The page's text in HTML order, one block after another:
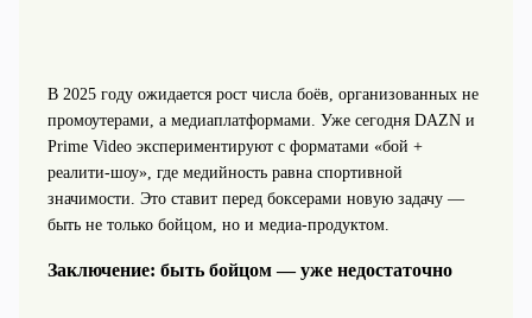
В 2025 году ожидается рост числа боёв, организованных не
промоутерами, а медиаплатформами. Уже сегодня DAZN и
Prime Video экспериментируют с форматами «бой +
реалити-шоу», где медийность равна спортивной
значимости. Это ставит перед боксерами новую задачу —
быть не только бойцом, но и медиа-продуктом.
Заключение: быть бойцом — уже недостаточно